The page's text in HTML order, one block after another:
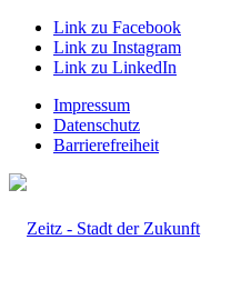
Link zu Facebook
Link zu Instagram
Link zu LinkedIn
Impressum
Datenschutz
Barrierefreiheit